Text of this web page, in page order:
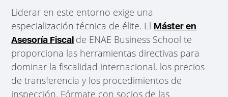
Liderar en este entorno exige una
especialización técnica de élite. El Máster en
Asesoría Fiscal de ENAE Business School te
proporciona las herramientas directivas para
dominar la fiscalidad internacional, los precios
de transferencia y los procedimientos de
inspección. Fórmate con socios de las